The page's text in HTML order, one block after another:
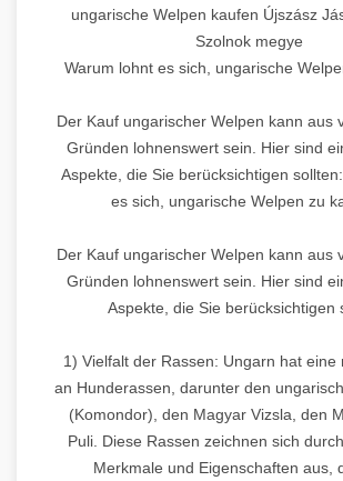
ungarische Welpen kaufen Újszász
Szolnok megye
Warum lohnt es sich, ungarische
Der Kauf ungarischer Welpen kann aus
Gründen lohnenswert sein. Hier sind
Aspekte, die Sie berücksichtigen
es sich, ungarische Welpen zu
Der Kauf ungarischer Welpen kann aus
Gründen lohnenswert sein. Hier sind
Aspekte, die Sie berücksichtigen
1) Vielfalt der Rassen: Ungarn hat eine
an Hunderassen, darunter den
(Komondor), den Magyar Vizsla, den
Puli. Diese Rassen zeichnen sich
Merkmale und Eigenschaften aus,